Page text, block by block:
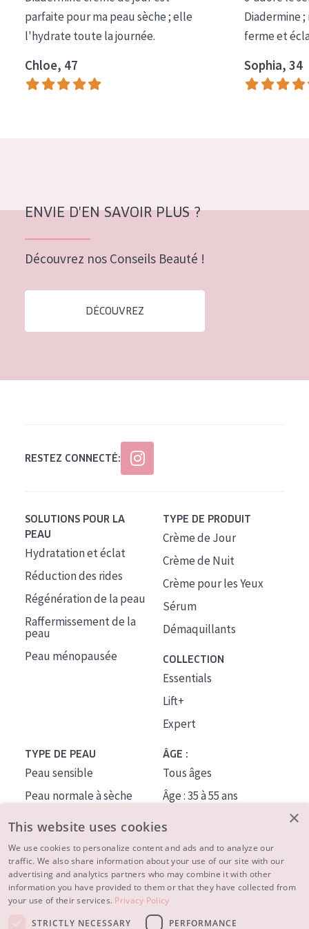
COLLECTION
Essentials
Lift+
Expert
Peau mixte ou grasse
Peau mature
Peau ménopausée
Âge : 55+
parfaite pour ma peau sèche ; elle
l'hydrate toute la journée.
Chloe, 47
Diadermine
ferme et
Sophia, 34
ENVIE D'EN SAVOIR PLUS ?
Découvrez nos Conseils Beauté !
DÉCOUVREZ
RESTEZ CONNECTÉ:
SOLUTIONS POUR LA
PEAU
Hydratation et éclat
Réduction des rides
Régénération de la peau
Raffermissement de la
peau
Peau ménopausée
TYPE DE PRODUIT
Crème de Jour
Crème de Nuit
Crème pour les Yeux
Sérum
Démaquillants
COLLECTION
Essentials
Lift+
Expert
TYPE DE PEAU
Peau sensible
Peau normale à sèche
Peau mixte ou grasse
Peau mature
Peau ménopausée
ÂGE :
Tous âges
Âge : 35 à 55 ans
À PROPOS
CONSEILS BEAUTÉ
×
This website uses cookies
We use cookies to personalize content and ads and to analyze our
traffic. We also share information about your use of our site with our
advertising and analytics partners who may combine it with other
information you have provided to them or that they have collected from
your use of their services. Privacy Policy
STRICTLY NECESSARY
PERFORMANCE